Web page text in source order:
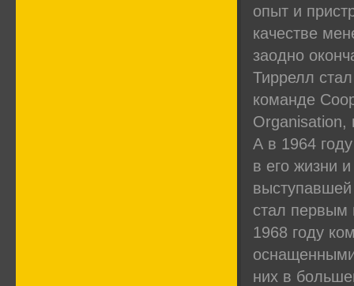
опыт и
качестве
заодно
Тиррелл
команде
А в 1964
в его жизни
стал первым
1968 году
них в